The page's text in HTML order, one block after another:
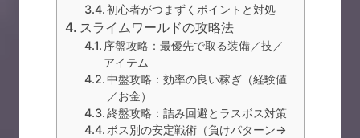
初心者がつまずくポイントと対処
スライムワールドの攻略法
序盤攻略：最優先で取る装備／技／
アイテム
中盤攻略：効率の良い稼ぎ（経験値
／お金）
終盤攻略：詰み回避とラスボス対策
ボス別の安定戦術（負けパターン→